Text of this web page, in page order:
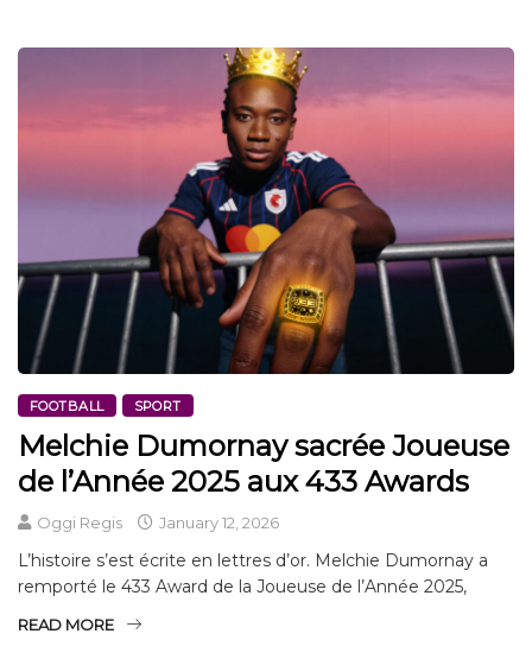
FOOTBALL SPORT
Melchie Dumornay sacrée Joueuse
de l’Année 2025 aux 433 Awards
Oggi Regis January 12, 2026
L’histoire s’est écrite en lettres d’or. Melchie Dumornay a
remporté le 433 Award de la Joueuse de l’Année 2025,
READ MORE